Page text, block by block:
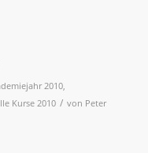
2010,
Kurse 2010 / von Peter